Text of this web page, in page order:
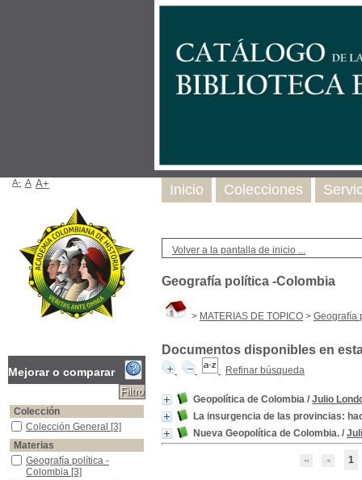
Volver a la pantalla de inicio ...
Geografía política -Colombia
> MATERIAS DE TOPICO > Geografía
Documentos disponibles en
Refinar búsqueda
Geopolítica de Colombia / Julio
La insurgencia de las provincias:
Nueva Geopolítica de Colombia. /
1
Inicio Colecciones
A- A A+
Mejorar o comparar
Colección
Colección General
Colección General [3]
Materias
Geografía política -Colombia
Geografía política -
Colombia [3]